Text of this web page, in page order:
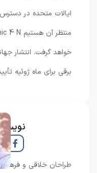
ایالات متحده در دسترس
خواهد گرفت. انتشار جهانی
برقی برای ماه ژوئیه تأیید
نویسنده و
طراحان خلاقی و فرهنگ